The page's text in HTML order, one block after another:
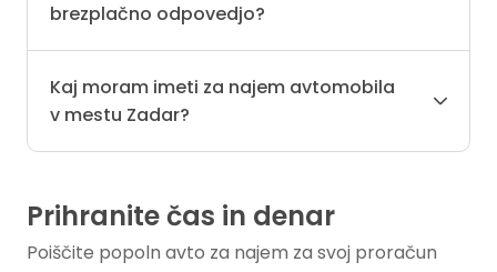
brezplačno odpovedjo?
Kaj moram imeti za najem avtomobila
v mestu Zadar?
Prihranite čas in denar
Poiščite popoln avto za najem za svoj proračun